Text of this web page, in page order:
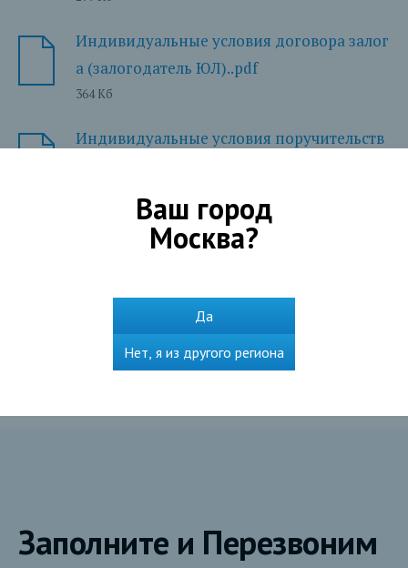
Индивидуальные условия договора залог
а (залогодатель ЮЛ)..pdf
364 Кб
Индивидуальные условия поручительств
Индивидуальные условия поручительств
Заполните и Перезвоним
Ваш город
Москва?
Да
Нет, я из другого региона